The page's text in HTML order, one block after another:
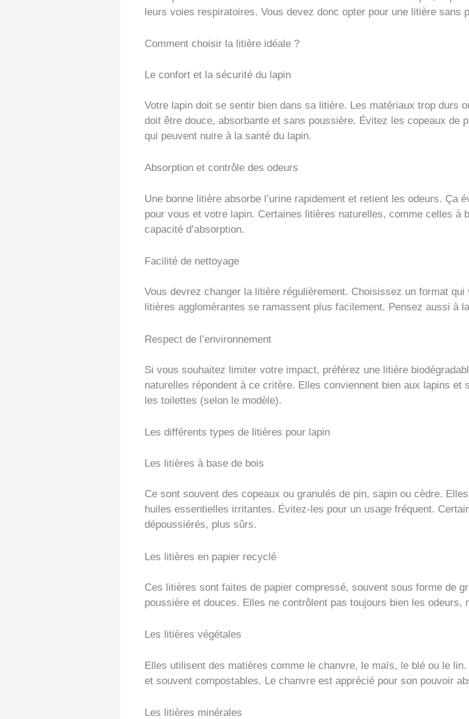
leurs voies respiratoires. Vous devez donc opter pour une litière sans
Comment choisir la litière idéale ?
Le confort et la sécurité du lapin
Votre lapin doit se sentir bien dans sa litière. Les matériaux trop durs
doit être douce, absorbante et sans poussière. Évitez les copeaux de
qui peuvent nuire à la santé du lapin.
Absorption et contrôle des odeurs
Une bonne litière absorbe l’urine rapidement et retient les odeurs. Ça
pour vous et votre lapin. Certaines litières naturelles, comme celles à
capacité d’absorption.
Facilité de nettoyage
Vous devrez changer la litière régulièrement. Choisissez un format
litières agglomérantes se ramassent plus facilement. Pensez aussi à
Respect de l’environnement
Si vous souhaitez limiter votre impact, préférez une litière
naturelles répondent à ce critère. Elles conviennent bien aux lapins et
les toilettes (selon le modèle).
Les différents types de litières pour lapin
Les litières à base de bois
Ce sont souvent des copeaux ou granulés de pin, sapin ou cèdre.
huiles essentielles irritantes. Évitez-les pour un usage fréquent.
dépoussiérés, plus sûrs.
Les litières en papier recyclé
Ces litières sont faites de papier compressé, souvent sous forme de
poussière et douces. Elles ne contrôlent pas toujours bien les odeurs,
Les litières végétales
Elles utilisent des matières comme le chanvre, le maïs, le blé ou le
et souvent compostables. Le chanvre est apprécié pour son pouvoir
Les litières minérales